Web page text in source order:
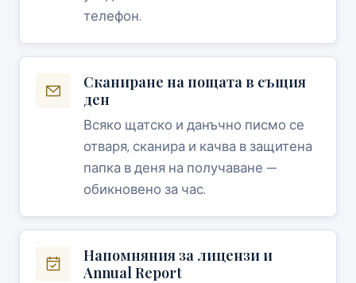
телефон.
Сканиране на пощата в същия
ден
Всяко щатско и данъчно писмо се
отваря, сканира и качва в защитена
папка в деня на получаване —
обикновено за час.
Напомняния за лицензи и
Annual Report